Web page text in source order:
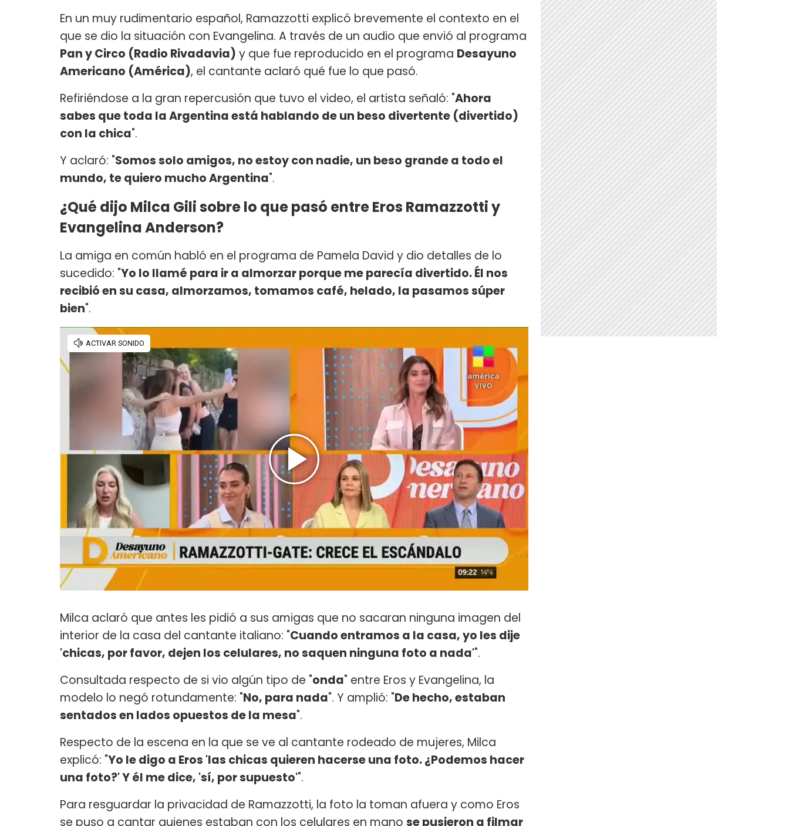
En un muy rudimentario español, Ramazzotti explicó brevemente el contexto en el
que se dio la situación con Evangelina. A través de un audio que envió al programa
Pan y Circo (Radio Rivadavia) y que fue reproducido en el programa Desayuno
Americano (América), el cantante aclaró qué fue lo que pasó.
Refiriéndose a la gran repercusión que tuvo el video, el artista señaló: "Ahora
sabes que toda la Argentina está hablando de un beso divertente (divertido)
con la chica".
Y aclaró: "Somos solo amigos, no estoy con nadie, un beso grande a todo el
mundo, te quiero mucho Argentina".
¿Qué dijo Milca Gili sobre lo que pasó entre Eros Ramazzotti y
Evangelina Anderson?
La amiga en común habló en el programa de Pamela David y dio detalles de lo
sucedido: "Yo lo llamé para ir a almorzar porque me parecía divertido. Él nos
recibió en su casa, almorzamos, tomamos café, helado, la pasamos súper
bien".
Milca aclaró que antes les pidió a sus amigas que no sacaran ninguna imagen del
interior de la casa del cantante italiano: "Cuando entramos a la casa, yo les dije
'chicas, por favor, dejen los celulares, no saquen ninguna foto a nada'".
Consultada respecto de si vio algún tipo de "onda" entre Eros y Evangelina, la
modelo lo negó rotundamente: "No, para nada". Y amplió: "De hecho, estaban
sentados en lados opuestos de la mesa".
Respecto de la escena en la que se ve al cantante rodeado de mujeres, Milca
explicó: "Yo le digo a Eros 'las chicas quieren hacerse una foto. ¿Podemos hacer
una foto?' Y él me dice, 'sí, por supuesto'".
Para resguardar la privacidad de Ramazzotti, la foto la toman afuera y como Eros
se puso a cantar quienes estaban con los celulares en mano se pusieron a filmar